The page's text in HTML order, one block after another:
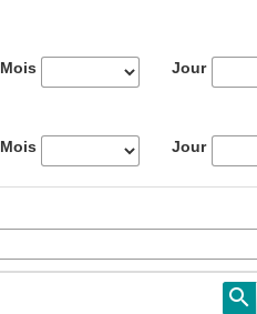
Mois Jour
Mois Jour